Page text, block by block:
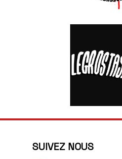
SUIVEZ NOUS